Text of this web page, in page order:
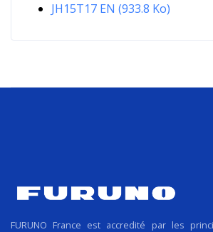
JH15T17 EN (933.8 Ko)
FURUNO France est accredité par les